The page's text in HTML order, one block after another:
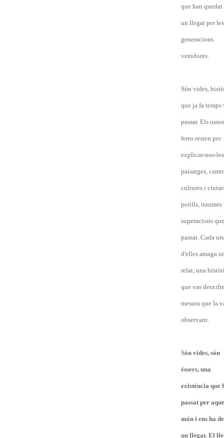
que han quedat
un llegat per les
generacions
venidores.
Són vides,
que ja fa temps
passar. Els
ferro resten per
explicar-nos-
paisatges,
cultures i
perills, traumes
superacions
passat. Cada
d'elles amaga
relat, una
que vas
mesura que la
observant.
Són vides, són
éssers, una
existència que
passat per
món i ens ha
un llegat. El